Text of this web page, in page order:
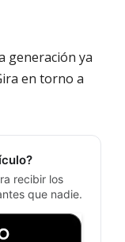
generación ya
en torno a
recibir los
que nadie.